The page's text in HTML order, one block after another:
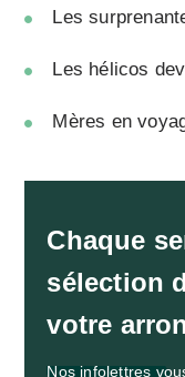
Les
Les hélicos
Mères en
Chaque
sélection
votre
Nos infolettres